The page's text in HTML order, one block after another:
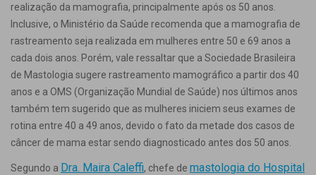
realização da mamografia, principalmente após os 50 anos.
Inclusive, o Ministério da Saúde recomenda que a mamografia de
rastreamento seja realizada em mulheres entre 50 e 69 anos a
cada dois anos. Porém, vale ressaltar que a Sociedade Brasileira
de Mastologia sugere rastreamento mamográfico a partir dos 40
anos e a OMS (Organização Mundial de Saúde) nos últimos anos
também tem sugerido que as mulheres iniciem seus exames de
rotina entre 40 a 49 anos, devido o fato da metade dos casos de
câncer de mama estar sendo diagnosticado antes dos 50 anos.
Segundo a Dra. Maira Caleffi, chefe de mastologia do Hospital